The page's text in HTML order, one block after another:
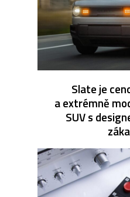
Slate je
a extrémně
SUV s